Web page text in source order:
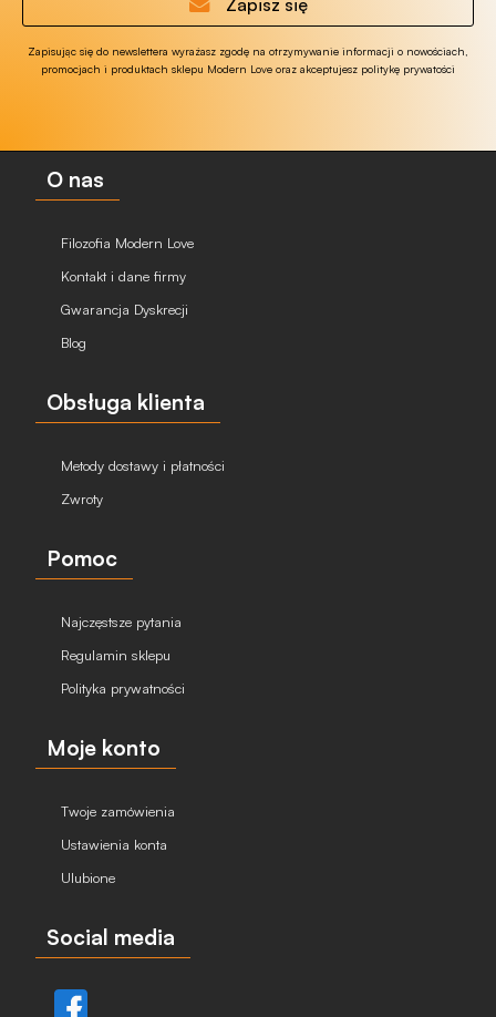
Zapisz się
Zapisując się do newslettera wyrażasz zgodę na otrzymywanie informacji o nowościach,
promocjach i produktach sklepu Modern Love oraz akceptujesz politykę prywatości
O nas
Filozofia Modern Love
Kontakt i dane firmy
Gwarancja Dyskrecji
Blog
Obsługa klienta
Metody dostawy i płatności
Zwroty
Pomoc
Najczęstsze pytania
Regulamin sklepu
Polityka prywatności
Moje konto
Twoje zamówienia
Ustawienia konta
Ulubione
Social media